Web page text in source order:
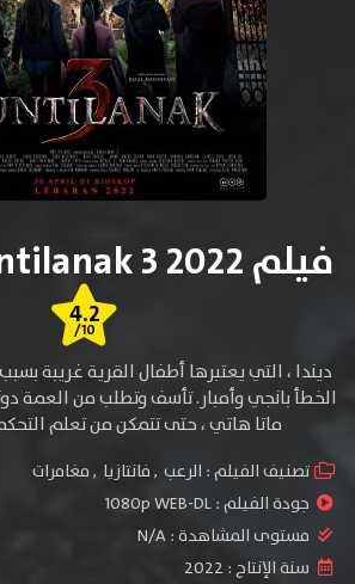
فيلم Kuntilanak 3 2022 مترجم
4.2
/10
ديندا ، التي يعتبرها أطفال القرية غريبة
الخطأ بانجي وأمبار. تأسف وتطلب من العمة
ماتا هاتي ، حتى تتمكن من تعلم
تصنيف الفيلم : الرعب ,فانتازيا ,مغامرات
جودة الفيلم :1080p WEB-DL
مستوى المشاهدة :N/A
سنة الإنتاج : 2022